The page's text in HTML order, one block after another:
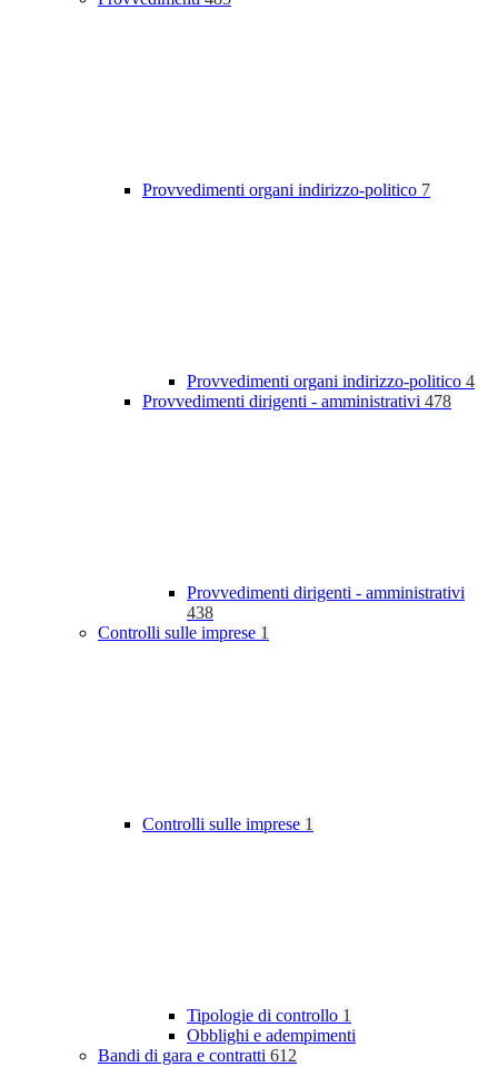
Provvedimenti organi indirizzo-politico 7
Provvedimenti organi indirizzo-politico 4
Provvedimenti dirigenti - amministrativi 478
Provvedimenti dirigenti - amministrativi
438
Controlli sulle imprese 1
Controlli sulle imprese 1
Tipologie di controllo 1
Obblighi e adempimenti
Bandi di gara e contratti 612